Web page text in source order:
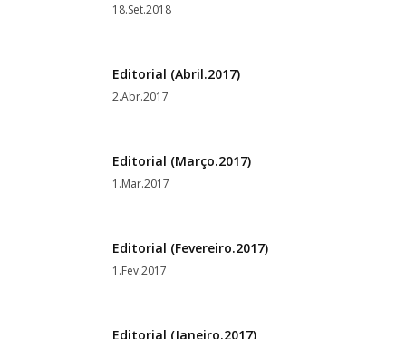
18.Set.2018
Editorial (Abril.2017)
2.Abr.2017
Editorial (Março.2017)
1.Mar.2017
Editorial (Fevereiro.2017)
1.Fev.2017
Editorial (Janeiro.2017)